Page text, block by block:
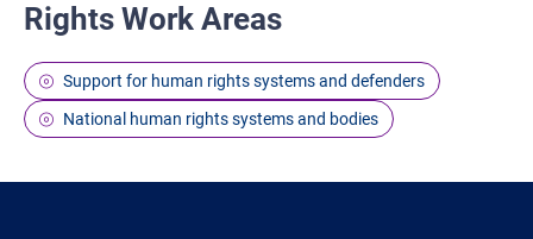
Rights Work Areas
Support for human rights systems and defenders
National human rights systems and bodies